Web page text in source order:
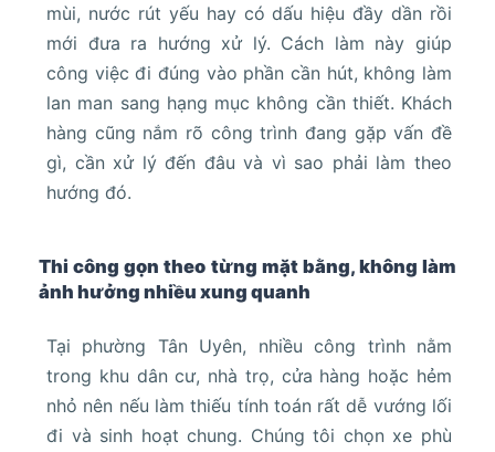
mùi, nước rút yếu hay có dấu hiệu đầy dần rồi
mới đưa ra hướng xử lý. Cách làm này giúp
công việc đi đúng vào phần cần hút, không làm
lan man sang hạng mục không cần thiết. Khách
hàng cũng nắm rõ công trình đang gặp vấn đề
gì, cần xử lý đến đâu và vì sao phải làm theo
hướng đó.
Thi công gọn theo từng mặt bằng, không làm
ảnh hưởng nhiều xung quanh
Tại phường Tân Uyên, nhiều công trình nằm
trong khu dân cư, nhà trọ, cửa hàng hoặc hẻm
nhỏ nên nếu làm thiếu tính toán rất dễ vướng lối
đi và sinh hoạt chung. Chúng tôi chọn xe phù